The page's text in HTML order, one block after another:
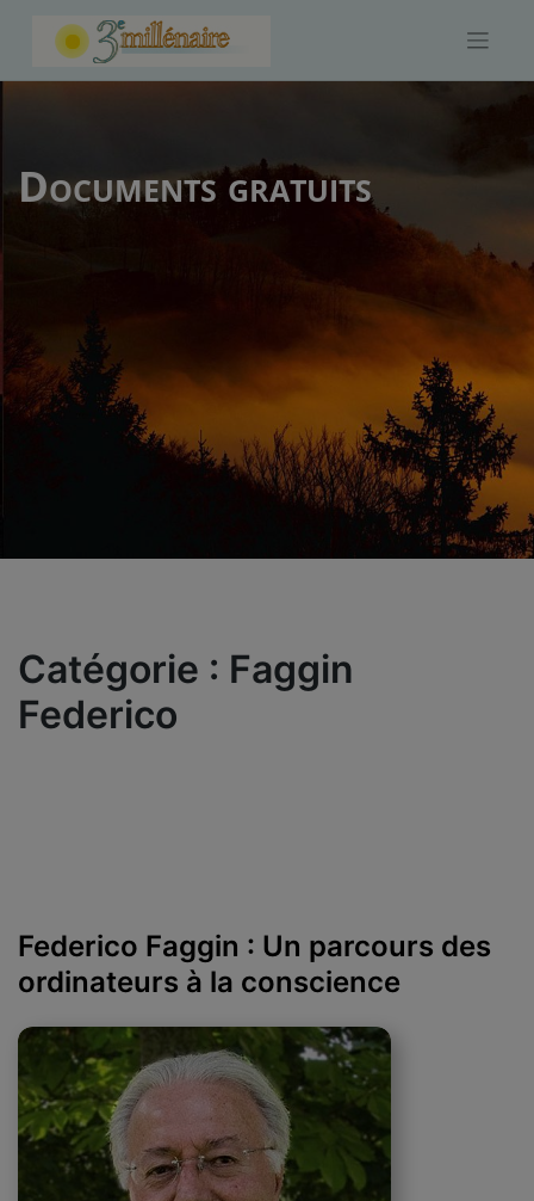
Documents gratuits
Catégorie : Faggin
Federico
Federico Faggin : Un parcours des
ordinateurs à la conscience